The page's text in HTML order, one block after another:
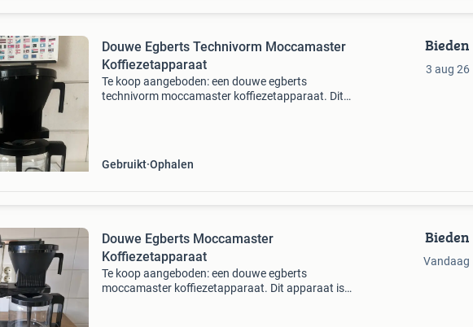
Douwe Egberts Technivorm Moccamaster
Koffiezetapparaat
Te koop aangeboden: een douwe egberts
technivorm moccamaster koffiezetapparaat. Dit
Gebruikt Ophalen
Bieden
3 aug 26
Douwe Egberts Moccamaster
Koffiezetapparaat
Te koop aangeboden: een douwe egberts
moccamaster koffiezetapparaat. Dit apparaat is
Bieden
Vandaag